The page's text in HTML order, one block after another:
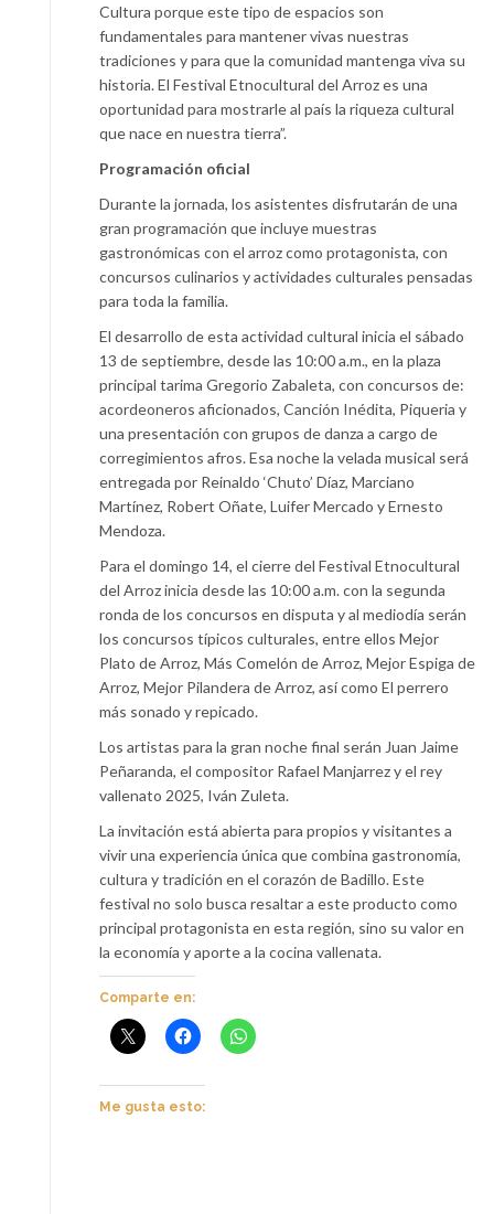
Cultura porque este tipo de espacios son
fundamentales para mantener vivas nuestras
tradiciones y para que la comunidad mantenga viva su
historia. El Festival Etnocultural del Arroz es una
oportunidad para mostrarle al país la riqueza cultural
que nace en nuestra tierra”.
Programación oficial
Durante la jornada, los asistentes disfrutarán de una
gran programación que incluye muestras
gastronómicas con el arroz como protagonista, con
concursos culinarios y actividades culturales pensadas
para toda la familia.
El desarrollo de esta actividad cultural inicia el sábado
13 de septiembre, desde las 10:00 a.m., en la plaza
principal tarima Gregorio Zabaleta, con concursos de:
acordeoneros aficionados, Canción Inédita, Piqueria y
una presentación con grupos de danza a cargo de
corregimientos afros. Esa noche la velada musical será
entregada por Reinaldo ‘Chuto’ Díaz, Marciano
Martínez, Robert Oñate, Luifer Mercado y Ernesto
Mendoza.
Para el domingo 14, el cierre del Festival Etnocultural
del Arroz inicia desde las 10:00 a.m. con la segunda
ronda de los concursos en disputa y al mediodía serán
los concursos típicos culturales, entre ellos Mejor
Plato de Arroz, Más Comelón de Arroz, Mejor Espiga de
Arroz, Mejor Pilandera de Arroz, así como El perrero
más sonado y repicado.
Los artistas para la gran noche final serán Juan Jaime
Peñaranda, el compositor Rafael Manjarrez y el rey
vallenato 2025, Iván Zuleta.
La invitación está abierta para propios y visitantes a
vivir una experiencia única que combina gastronomía,
cultura y tradición en el corazón de Badillo. Este
festival no solo busca resaltar a este producto como
principal protagonista en esta región, sino su valor en
la economía y aporte a la cocina vallenata.
Comparte en:
Me gusta esto: